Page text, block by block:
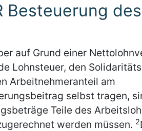
Besteuerung
auf Grund einer
Lohnsteuer, den
Arbeitnehmeranteil am
selbst tragen,
Teile des
werden müssen. 2